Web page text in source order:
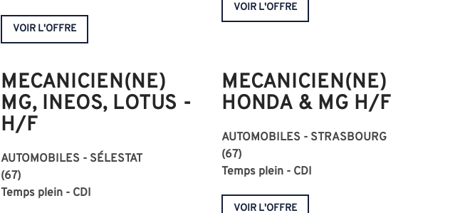
VOIR L'OFFRE
VOIR L'OFFRE
MECANICIEN(NE)
MG, INEOS, LOTUS -
H/F
AUTOMOBILES - SÉLESTAT
(67)
Temps plein - CDI
MECANICIEN(NE)
HONDA & MG H/F
AUTOMOBILES - STRASBOURG
(67)
Temps plein - CDI
VOIR L'OFFRE